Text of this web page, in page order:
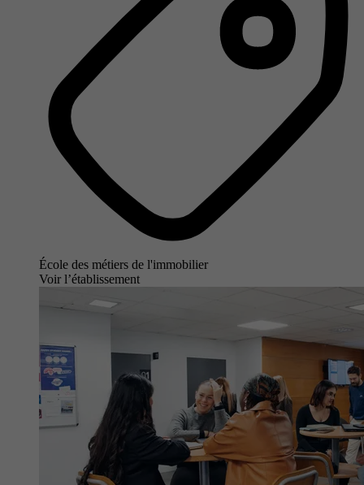
École des métiers de l'immobilier
Voir l’établissement